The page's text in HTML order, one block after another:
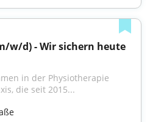
w/d) - Wir sichern heute
in der Physiotherapie
die seit 2015...